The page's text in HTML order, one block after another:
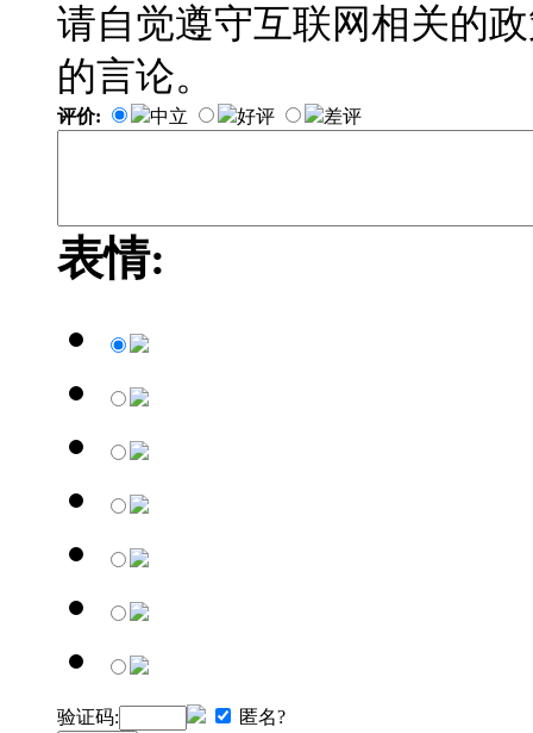
请自觉遵守互联网相关的
的言论。
评价: 中立 好评 差评
表情:
验证码: 匿名?